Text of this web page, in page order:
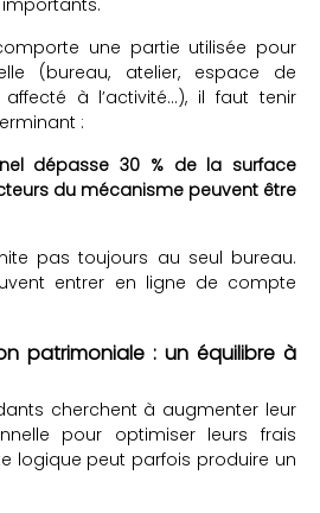
une partie utilisée pour
(bureau, atelier, espace de
à l’activité…), il faut tenir
:
dépasse 30 % de la surface
du mécanisme peuvent être
pas toujours au seul bureau.
entrer en ligne de compte
patrimoniale : un équilibre à
cherchent à augmenter leur
pour optimiser leurs frais
logique peut parfois produire un